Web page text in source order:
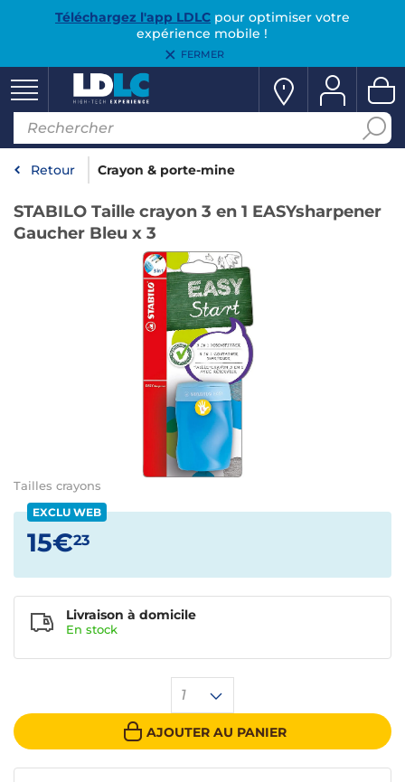
Téléchargez l'app LDLCpour optimiser votre
expérience mobile !
FERMER
Retour Crayon & porte-mine
STABILO Taille crayon 3 en 1 EASYsharpener
Gaucher Bleu x 3
Tailles crayons
EXCLU WEB
15€23
1
AJOUTER AU PANIER
Livraison à domicile
En stock